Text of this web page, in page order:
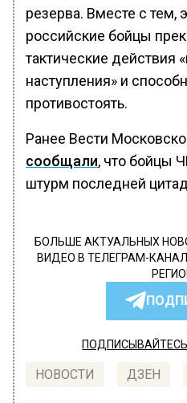
резерва. Вместе с тем,
российские бойцы
тактические действия
наступления» и
противостоять.
Ранее Вести
сообщали, что бойцы
штурм последней
БОЛЬШЕ АКТУАЛЬНЫХ
ВИДЕО В ТЕЛЕГРАМ-
НОВОСТИ ДЗЕН